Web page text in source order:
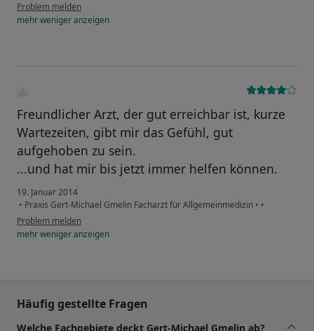
Problem melden
mehrwenigeranzeigen
Freundlicher Arzt, der gut erreichbar ist, kurze
Wartezeiten, gibt mir das Gefühl, gut
aufgehoben zu sein.
...und hat mir bis jetzt immer helfen können.
19. Januar 2014
• Praxis Gert-Michael Gmelin Facharzt für Allgemeinmedizin • •
Problem melden
mehrwenigeranzeigen
Häufig gestellte Fragen
Welche Fachgebiete deckt Gert-Michael Gmelin ab?